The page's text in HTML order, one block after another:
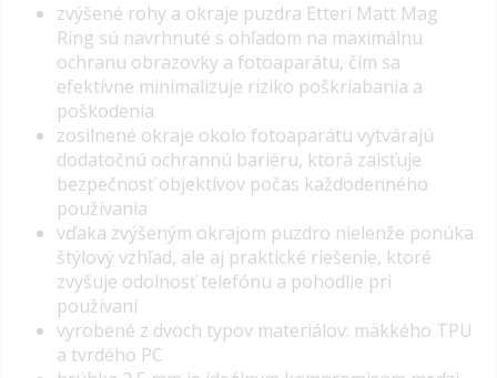
zvýšené rohy a okraje puzdra Etteri Matt Mag
Ring sú navrhnuté s ohľadom na maximálnu
ochranu obrazovky a fotoaparátu, čím sa
efektívne minimalizuje riziko poškriabania a
poškodenia
zosilnené okraje okolo fotoaparátu vytvárajú
dodatočnú ochrannú bariéru, ktorá zaisťuje
bezpečnosť objektívov počas každodenného
používania
vďaka zvýšeným okrajom puzdro nielenže ponúka
štýlový vzhľad, ale aj praktické riešenie, ktoré
zvyšuje odolnosť telefónu a pohodlie pri
používaní
vyrobené z dvoch typov materiálov: mäkkého TPU
a tvrdého PC